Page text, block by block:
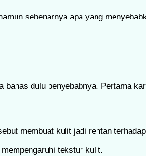
sebenarnya apa yang
dulu penyebabnya. Pertama
membuat kulit jadi rentan
tekstur kulit.